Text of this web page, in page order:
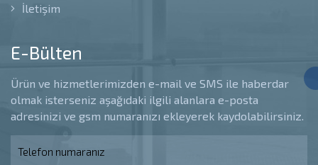
İletişim
E-Bülten
Ürün ve hizmetlerimizden e-mail ve SMS ile haberdar
olmak isterseniz aşağıdaki ilgili alanlara e-posta
adresinizi ve gsm numaranızı ekleyerek kaydolabilirsiniz.